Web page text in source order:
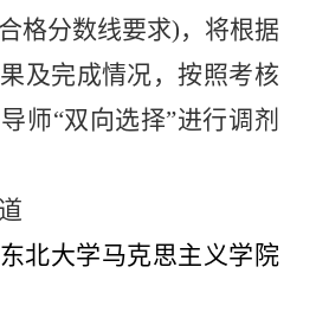
格分数线要求)，将根据
及完成情况，按照考核
师“双向选择”进行调剂
北大学马克思主义学院